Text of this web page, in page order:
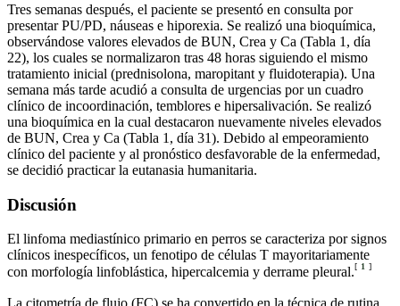
Tres semanas después, el paciente se presentó en consulta por
presentar PU/PD, náuseas e hiporexia. Se realizó una bioquímica,
observándose valores elevados de BUN, Crea y Ca (Tabla 1, día
22), los cuales se normalizaron tras 48 horas siguiendo el mismo
tratamiento inicial (prednisolona, maropitant y fluidoterapia). Una
semana más tarde acudió a consulta de urgencias por un cuadro
clínico de incoordinación, temblores e hipersalivación. Se realizó
una bioquímica en la cual destacaron nuevamente niveles elevados
de BUN, Crea y Ca (Tabla 1, día 31). Debido al empeoramiento
clínico del paciente y al pronóstico desfavorable de la enfermedad,
se decidió practicar la eutanasia humanitaria.
Discusión
El linfoma mediastínico primario en perros se caracteriza por signos
clínicos inespecíficos, un fenotipo de células T mayoritariamente
con morfología linfoblástica, hipercalcemia y derrame pleural.[ 1 ]
La citometría de flujo (FC) se ha convertido en la técnica de rutina